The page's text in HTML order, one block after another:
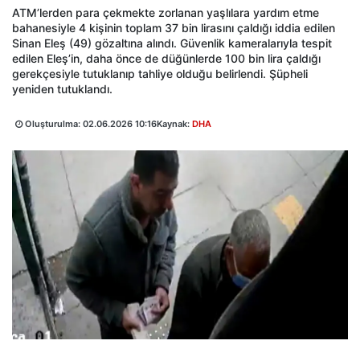
ATM’lerden para çekmekte zorlanan yaşlılara yardım etme
bahanesiyle 4 kişinin toplam 37 bin lirasını çaldığı iddia edilen
Sinan Eleş (49) gözaltına alındı. Güvenlik kameralarıyla tespit
edilen Eleş’in, daha önce de düğünlerde 100 bin lira çaldığı
gerekçesiyle tutuklanıp tahliye olduğu belirlendi. Şüpheli
yeniden tutuklandı.
Oluşturulma: 02.06.2026 10:16Kaynak: DHA